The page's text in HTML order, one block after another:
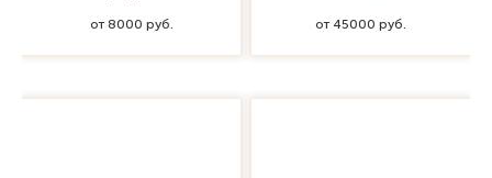
от 8000 руб. от 45000 руб.